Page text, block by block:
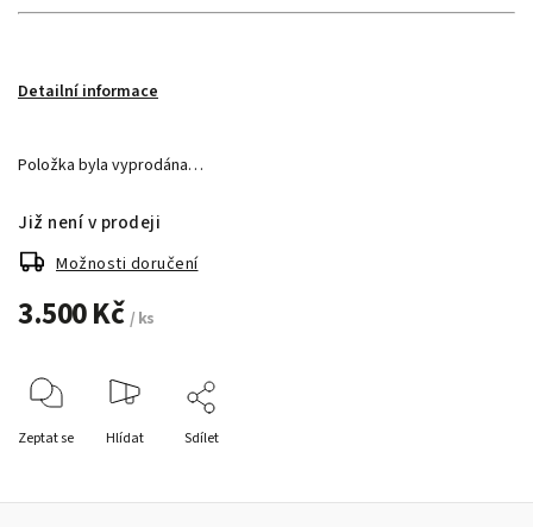
Detailní informace
Položka byla vyprodána…
3.500 Kč / ks
Již není v prodeji
Možnosti doručení
Zeptat se Hlídat Sdílet